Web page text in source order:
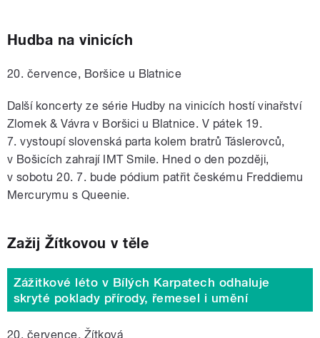
Hudba na vinicích
20. července, Boršice u Blatnice
Další koncerty ze série Hudby na vinicích hostí vinařství
Zlomek& Vávra v Boršici u Blatnice. V pátek 19.
7. vystoupí slovenská parta kolem bratrů Táslerovců,
v Bošicích zahrají IMT Smile. Hned o den později,
v sobotu 20. 7. bude pódium patřit českému Freddiemu
Mercurymu s Queenie.
Zažij Žítkovou v těle
Zážitkové léto v Bílých Karpatech odhaluje
skryté poklady přírody, řemesel i umění
20. července, Žítková